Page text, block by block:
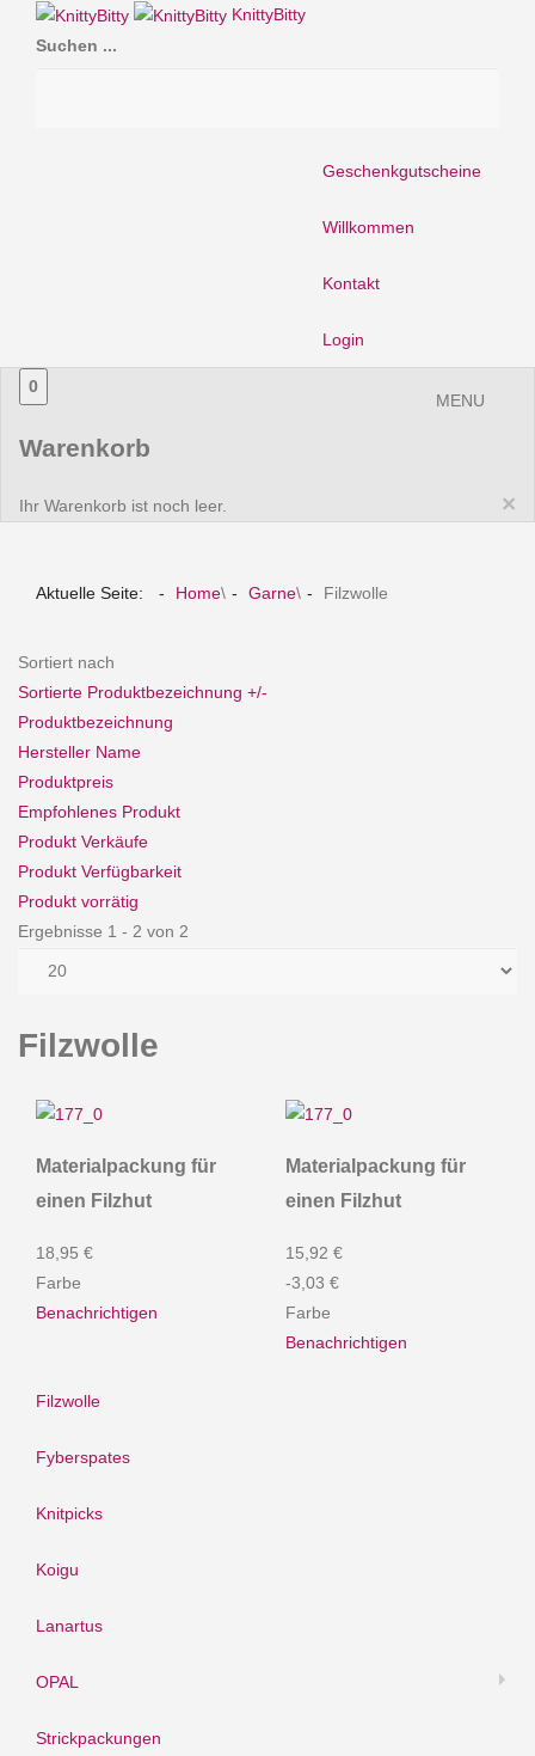
KnittyBitty
Suchen ...
Geschenkgutscheine
Willkommen
Kontakt
Login
MENU
0
Warenkorb
×
Ihr Warenkorb ist noch leer.
Aktuelle Seite: Home\ Garne\ Filzwolle
Sortiert nach
Sortierte Produktbezeichnung +/-
Produktbezeichnung
Hersteller Name
Produktpreis
Empfohlenes Produkt
Produkt Verkäufe
Produkt Verfügbarkeit
Produkt vorrätig
Ergebnisse 1 - 2 von 2
Filzwolle
Materialpackung für
einen Filzhut
18,95 €
Farbe
Benachrichtigen
Materialpackung für
einen Filzhut
15,92 €
-3,03 €
Farbe
Benachrichtigen
Filzwolle
Fyberspates
Knitpicks
Koigu
Lanartus
OPAL
Strickpackungen